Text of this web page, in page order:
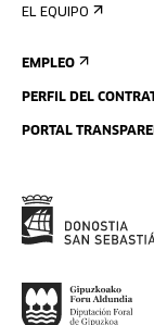
EL EQUIPO
EMPLEO
PERFIL DEL
PORTAL